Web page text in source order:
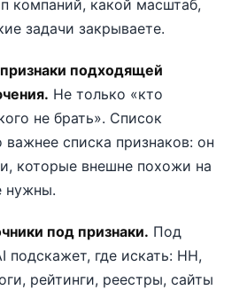
компаний, какой масштаб,
задачи закрываете.
подходящей
Не только «кто
не брать». Список
списка признаков: он
которые внешне похожи на
нужны.
под признаки. Под
подскажет, где искать: HH,
рейтинги, реестры, сайты